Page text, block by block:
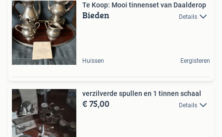
Te Koop: Mooi tinnenset van Daalderop
Bieden Details
Huissen Eergisteren
verzilverde spullen en 1 tinnen schaal
€ 75,00 Details